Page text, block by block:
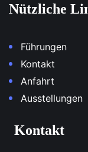
Nützliche
Führungen
Kontakt
Anfahrt
Ausstellungen
Kontakt